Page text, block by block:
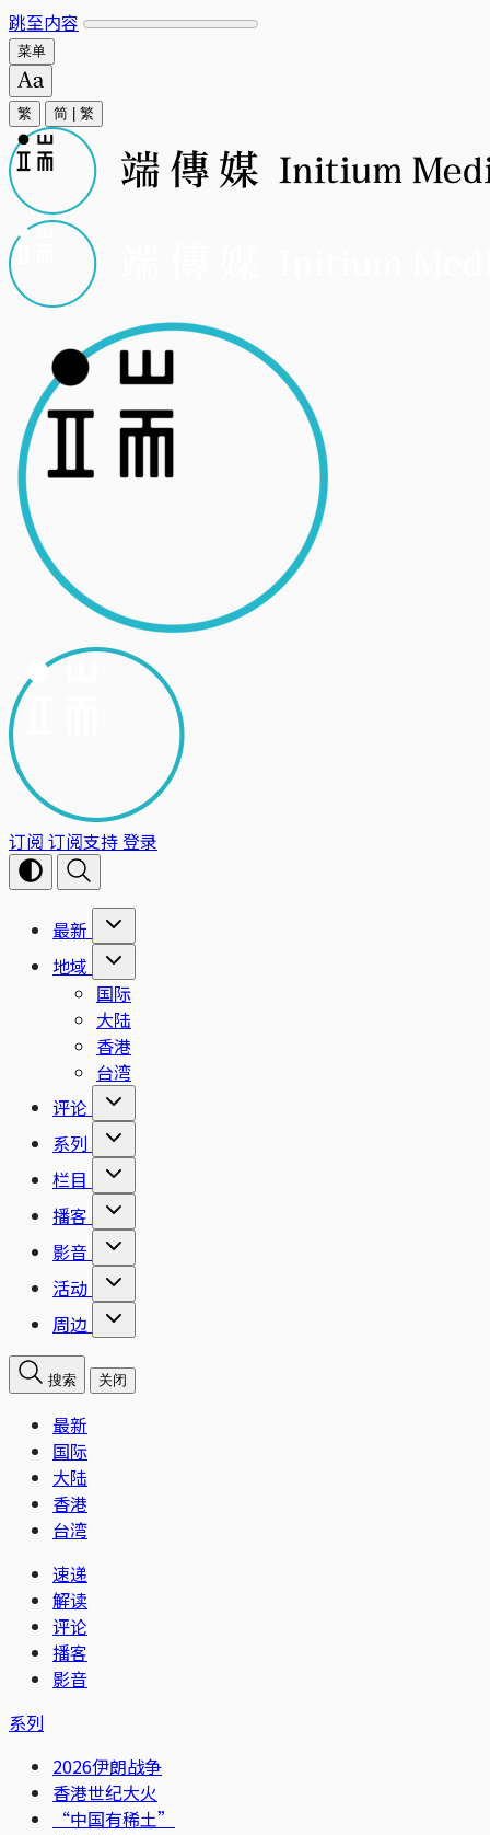
跳至内容
菜单
繁 简 繁
订阅 订阅支持登录
最新
地域
国际
大陆
香港
台湾
评论
系列
栏目
播客
影音
活动
周边
搜索 关闭
最新
国际
大陆
香港
台湾
速递
解读
评论
播客
影音
系列
2026伊朗战争
香港世纪大火
“中国有稀土”